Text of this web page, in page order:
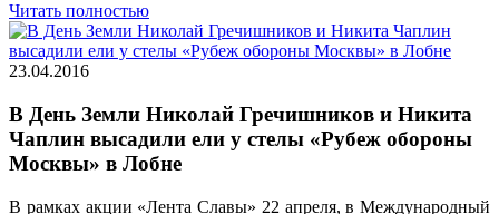
Читать полностью
23.04.2016
В День Земли Николай Гречишников и Никита
Чаплин высадили ели у стелы «Рубеж обороны
Москвы» в Лобне
В рамках акции «Лента Славы» 22 апреля, в Международный